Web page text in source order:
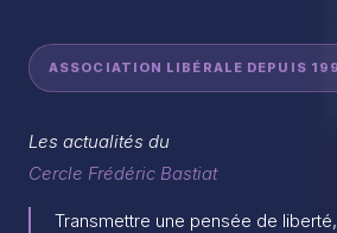
ASSOCIATION LIBÉRALE DEPUIS
Les actualités du
Cercle Frédéric Bastiat
Transmettre une pensée de